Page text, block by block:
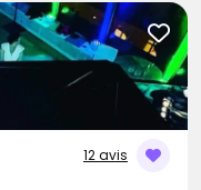
12 avis